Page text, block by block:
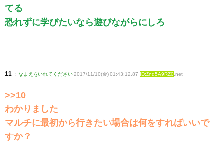
てる
恐れずに学びたいなら遊びながらにしろ
11 : なまえをいれてください 2017/11/10(金) 01:43:12.87 ID:Znq5A9RZ0 .net
>>10
わかりました
マルチに最初から行きたい場合は何をすればいいで
すか？